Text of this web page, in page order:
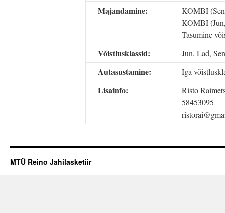
Majandamine:
KOMBI
KOMBI
Tasumine
Võistlusklassid: Jun, Lad,
Autasustamine: Iga
Lisainfo:
Risto
58453095
MTÜ Reino Jahilasketiir